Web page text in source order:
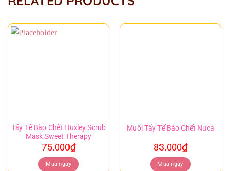
Tẩy Tế Bào Chết Huxley Scrub
Mask Sweet Therapy
75.000₫
Mua ngay
Muối Tẩy Tế Bào Chết Nuca
83.000₫
Mua ngay